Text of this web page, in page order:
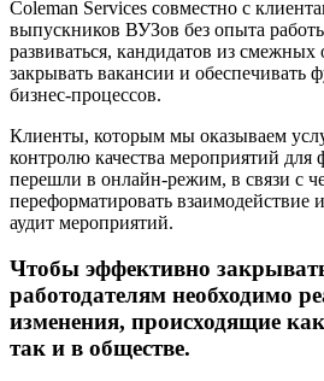
Coleman Services совместно с
выпускников ВУЗов без опыта
развиваться, кандидатов из смежных
закрывать вакансии и обеспечивать
бизнес-процессов.
Клиенты, которым мы оказываем
контролю качества мероприятий для
перешли в онлайн-режим, в связи с
переформатировать взаимодействие
аудит мероприятий.
Чтобы эффективно
работодателям необходимо
изменения, происходящие
так и в обществе.